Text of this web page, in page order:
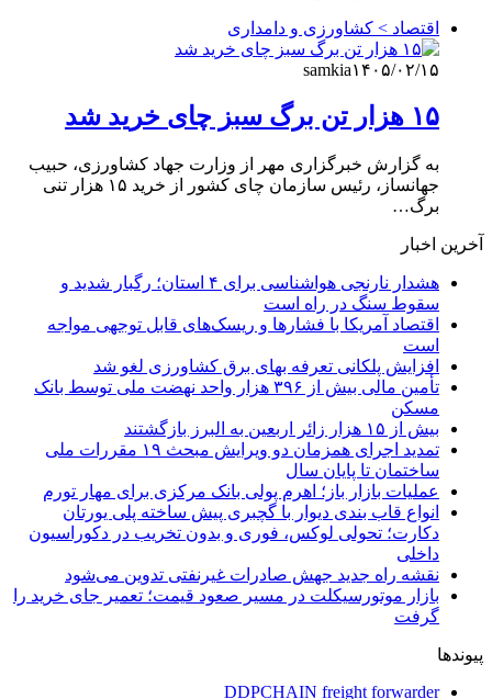
اقتصاد > کشاورزی و دامداری
samkia۱۴۰۵/۰۲/۱۵
۱۵ هزار تن برگ سبز چای خرید شد
به گزارش خبرگزاری مهر از وزارت جهاد کشاورزی، حبیب
جهانساز، رئیس سازمان چای کشور از خرید ۱۵ هزار تنی
برگ…
آخرین اخبار
هشدار نارنجی هواشناسی برای ۴ استان؛ رگبار شدید و
سقوط سنگ در راه است
اقتصاد آمریکا با فشارها و ریسک‌های قابل توجهی مواجه
است
افزایش پلکانی تعرفه بهای برق کشاورزی لغو شد
تأمین مالی بیش از ۳۹۶ هزار واحد نهضت ملی توسط بانک
مسکن
بیش از ۱۵ هزار زائر اربعین به البرز بازگشتند
تمدید اجرای همزمان دو ویرایش مبحث ۱۹ مقررات ملی
ساختمان تا پایان سال
عملیات بازار باز؛ اهرم پولی بانک مرکزی برای مهار تورم
انواع قاب بندی دیوار با گچبری پیش ساخته پلی یورتان
دکارت؛ تحولی لوکس، فوری و بدون تخریب در دکوراسیون
داخلی
نقشه راه جدید جهش صادرات غیرنفتی تدوین می‌شود
بازار موتورسیکلت در مسیر صعود قیمت؛ تعمیر جای خرید را
گرفت
پیوندها
DDPCHAIN freight forwarder